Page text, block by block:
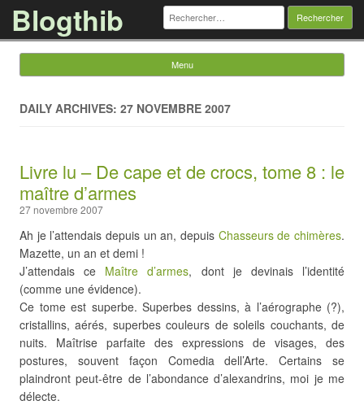
Blogthib Rechercher :
Menu
DAILY ARCHIVES: 27 NOVEMBRE 2007
Livre lu – De cape et de crocs, tome 8 : le
maître d’armes
27 novembre 2007
Ah je l’attendais depuis un an, depuis Chasseurs de chimères.
Mazette, un an et demi !
J’attendais ce Maître d’armes, dont je devinais l’identité
(comme une évidence).
Ce tome est superbe. Superbes dessins, à l’aérographe (?),
cristallins, aérés, superbes couleurs de soleils couchants, de
nuits. Maîtrise parfaite des expressions de visages, des
postures, souvent façon Comedia dell’Arte. Certains se
plaindront peut-être de l’abondance d’alexandrins, moi je me
délecte.